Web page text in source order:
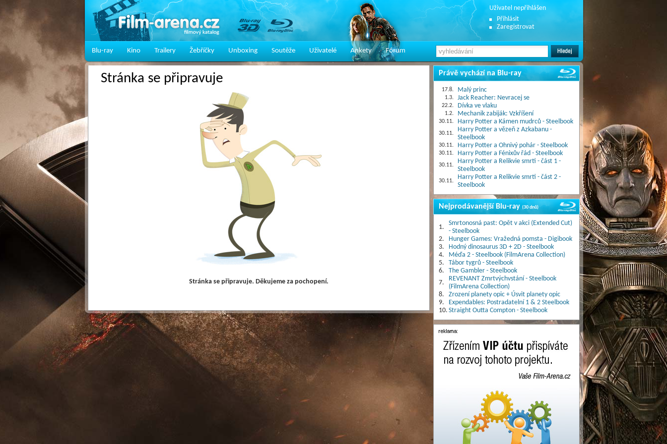
Uživatel nepřihlášen
Přihlásit
Zaregistrovat
Blu-ray Kino Trailery Žebříčky Unboxing Soutěže Uživatelé Ankety Fórum
Stránka se připravuje
Stránka se připravuje. Děkujeme za pochopení.
Právě vychází na Blu-ray
17.8. Malý princ
1.3. Jack Reacher: Nevracej se
22.2. Dívka ve vlaku
1.2. Mechanik zabiják: Vzkříšení
30.11. Harry Potter a Kámen mudrců - Steelbook
30.11.
Harry Potter a vězeň z Azkabanu -
Steelbook
30.11. Harry Potter a Ohnivý pohár - Steelbook
30.11. Harry Potter a Fénixův řád - Steelbook
30.11.
Harry Potter a Relikvie smrti - část 1 -
Steelbook
30.11.
Harry Potter a Relikvie smrti - část 2 -
Steelbook
Nejprodávanější Blu-ray(30 dnů)
1.
Smrtonosná past: Opět v akci (Extended Cut)
- Steelbook
2.
Hunger Games: Vražedná pomsta - Digibook
3.
Hodný dinosaurus 3D + 2D - Steelbook
4.
Méďa 2 - Steelbook (FilmArena Collection)
5.
Tábor tygrů - Steelbook
6.
The Gambler - Steelbook
7.
REVENANT Zmrtvýchvstání - Steelbook
(FilmArena Collection)
8.
Zrození planety opic + Úsvit planety opic
9.
Expendables: Postradatelní 1 & 2 Steelbook
10. Straight Outta Compton - Steelbook